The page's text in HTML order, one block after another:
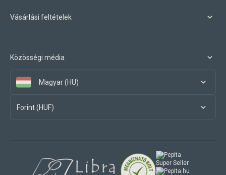
Vásárlási feltételek
Közösségi média
Magyar (HU)
Forint (HUF)